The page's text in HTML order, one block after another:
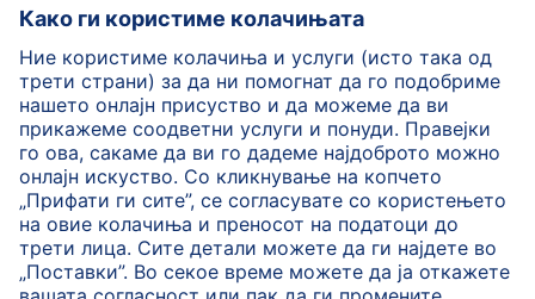
HiPP Млечни формули
HiPP Храна за бебиња
HiPP за деца
HiPP Нега за кожа
HiPP Бременост
Политика на приватност
Услови на користење
Импринт
Повеќе за HiPP Контакт